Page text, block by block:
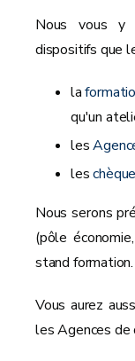
Nous vous y
dispositifs que
la
qu'un
les
les
Nous serons
(pôle
stand formation.
Vous aurez
les Agences